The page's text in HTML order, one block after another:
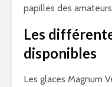
papilles des
Les
disponibles
Les glaces Magnum